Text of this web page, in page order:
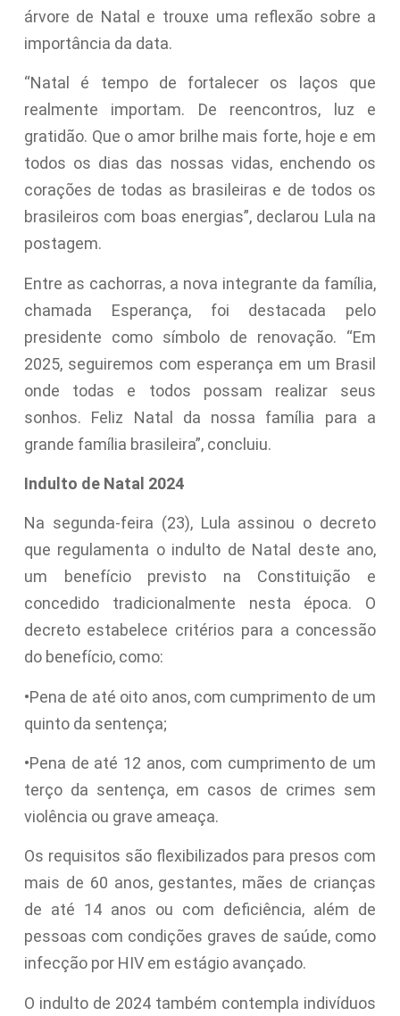
árvore de Natal e trouxe uma reflexão sobre a
importância da data.
“Natal é tempo de fortalecer os laços que
realmente importam. De reencontros, luz e
gratidão. Que o amor brilhe mais forte, hoje e em
todos os dias das nossas vidas, enchendo os
corações de todas as brasileiras e de todos os
brasileiros com boas energias”, declarou Lula na
postagem.
Entre as cachorras, a nova integrante da família,
chamada Esperança, foi destacada pelo
presidente como símbolo de renovação. “Em
2025, seguiremos com esperança em um Brasil
onde todas e todos possam realizar seus
sonhos. Feliz Natal da nossa família para a
grande família brasileira”, concluiu.
Indulto de Natal 2024
Na segunda-feira (23), Lula assinou o decreto
que regulamenta o indulto de Natal deste ano,
um benefício previsto na Constituição e
concedido tradicionalmente nesta época. O
decreto estabelece critérios para a concessão
do benefício, como:
•Pena de até oito anos, com cumprimento de um
quinto da sentença;
•Pena de até 12 anos, com cumprimento de um
terço da sentença, em casos de crimes sem
violência ou grave ameaça.
Os requisitos são flexibilizados para presos com
mais de 60 anos, gestantes, mães de crianças
de até 14 anos ou com deficiência, além de
pessoas com condições graves de saúde, como
infecção por HIV em estágio avançado.
O indulto de 2024 também contempla indivíduos